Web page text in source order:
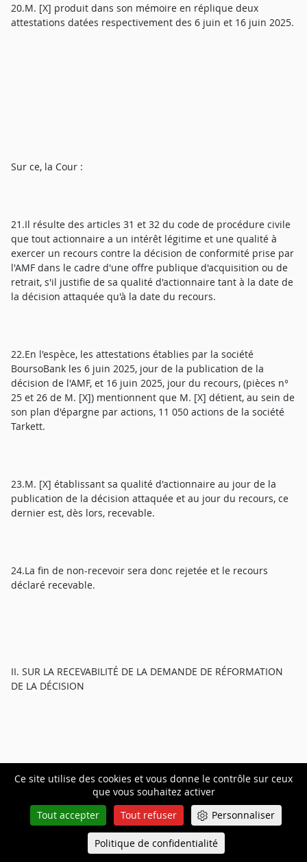
Ce site utilise des cookies et vous donne le contrôle sur ceux
que vous souhaitez activer
Tout accepter
Tout refuser Personnaliser
Politique de confidentialité
20.M. [X] produit dans son mémoire en réplique deux
attestations datées respectivement des 6 juin et 16 juin 2025.
Sur ce, la Cour :
21.Il résulte des articles 31 et 32 du code de procédure civile
que tout actionnaire a un intérêt légitime et une qualité à
exercer un recours contre la décision de conformité prise par
l'AMF dans le cadre d'une offre publique d'acquisition ou de
retrait, s'il justifie de sa qualité d'actionnaire tant à la date de
la décision attaquée qu'à la date du recours.
22.En l'espèce, les attestations établies par la société
BoursoBank les 6 juin 2025, jour de la publication de la
décision de l'AMF, et 16 juin 2025, jour du recours, (pièces n°
25 et 26 de M. [X]) mentionnent que M. [X] détient, au sein de
son plan d'épargne par actions, 11 050 actions de la société
Tarkett.
23.M. [X] établissant sa qualité d'actionnaire au jour de la
publication de la décision attaquée et au jour du recours, ce
dernier est, dès lors, recevable.
24.La fin de non-recevoir sera donc rejetée et le recours
déclaré recevable.
II. SUR LA RECEVABILITÉ DE LA DEMANDE DE RÉFORMATION
DE LA DÉCISION
25.La société Tarkett Participation soulève l'irrecevabilité de la
demande de réformation de la décision. Elle fait valoir
qu'outre le fait que M. [X] ne tire aucune conséquence de sa
demande de réformation, cette demande excède en tout état
de cause les pouvoirs de la Cour.
Queue-Fair